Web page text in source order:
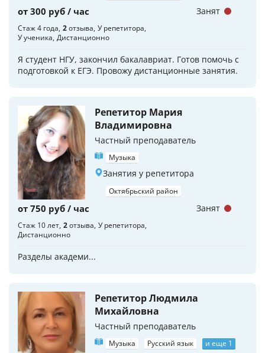
от 300 руб / час
Стаж 4 года 2отзыва У репетитора
У ученика Дистанционно
Я студент НГУ, закончил бакалавриат. Готов помочь с
подготовкой к ЕГЭ. Провожу дистанционные занятия.
Занят
Репетитор Мария
Владимировна
Частный преподаватель
Музыка
Занятия у репетитора
Октябрьский район
от 750 руб / час
Стаж 10 лет 2отзыва У репетитора
Дистанционно
Разделы академи...
Занят
Репетитор Людмила
Михайловна
Частный преподаватель
Музыка Русский язык и еще 1